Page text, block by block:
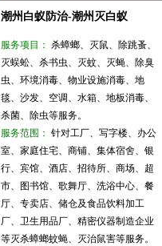
潮州白蚁防治-潮州灭白蚁
服务项目： 杀蟑螂、灭鼠、除跳蚤、
灭蜈蚣、杀书虫、灭蚊、灭蝇、除臭
虫、环境消毒、物业设施消毒、地
毯、沙发、空调、水箱、地板消毒、
杀菌、除虫等服务。
服务范围： 针对工厂、写字楼、办公
室、家庭住宅、商铺、集体宿舍、银
行、宾馆、酒店、招待所、商场、超
市、图书馆、歌舞厅、洗浴中心、餐
厅、专卖店、储仓及食品饮料加工
厂、卫生用品厂、精密仪器制造企业
等灭杀蟑螂蚊蝇、灭治鼠害等服务。